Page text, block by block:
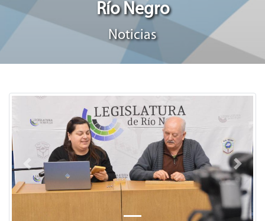
Río Negro
Noticias
Previous Next